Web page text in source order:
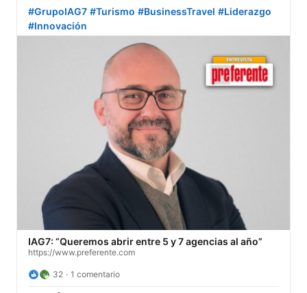
#GrupoIAG7 #Turismo #BusinessTravel #Liderazgo
#Innovación
IAG7: “Queremos abrir entre 5 y 7 agencias al año”
https://www.preferente.com
32 1 comentario